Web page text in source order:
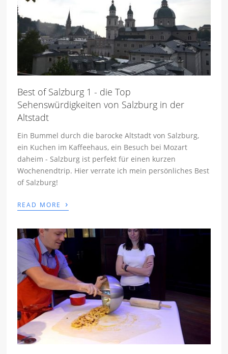
Best of Salzburg 1 - die Top
Sehenswürdigkeiten von Salzburg in der
Altstadt
Ein Bummel durch die barocke Altstadt von Salzburg,
ein Kuchen im Kaffeehaus, ein Besuch bei Mozart
daheim - Salzburg ist perfekt für einen kurzen
Wochenendtrip. Hier verrate ich mein persönliches Best
of Salzburg!
READ MORE ›